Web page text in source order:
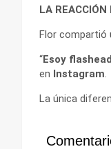
LA
Flor compartió
“Esoy
en Instagram.
La única